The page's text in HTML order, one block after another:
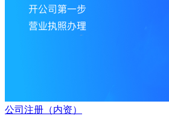
公司注册（内资）